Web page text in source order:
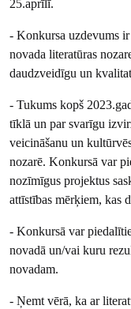
25.aprīlī.
- Konkursa uzdevums
novada literatūras
daudzveidīgu un
- Tukums kopš
tīklā un par svarīgu
veicināšanu un
nozarē. Konkursā var
nozīmīgus projektus
attīstības mērķiem, kas
- Konkursā var
novadā un/vai kuru
novadam.
- Ņemt vērā, ka ar